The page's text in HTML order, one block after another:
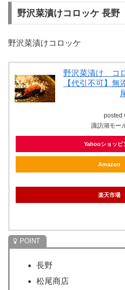
野沢菜漬けコロッケ 長野
野沢菜漬けコロッケ
野沢菜漬け コ
【代引不可】無
posted
諏訪湖モー
Yahooショッピ
Amazon
楽天市場
長野
松尾商店